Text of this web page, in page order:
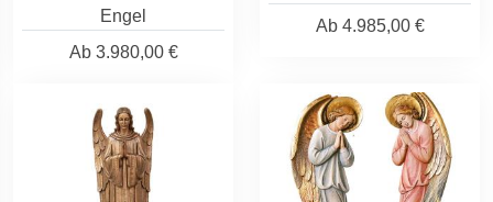
Engel
Ab3.980,00 €
Ab4.985,00 €